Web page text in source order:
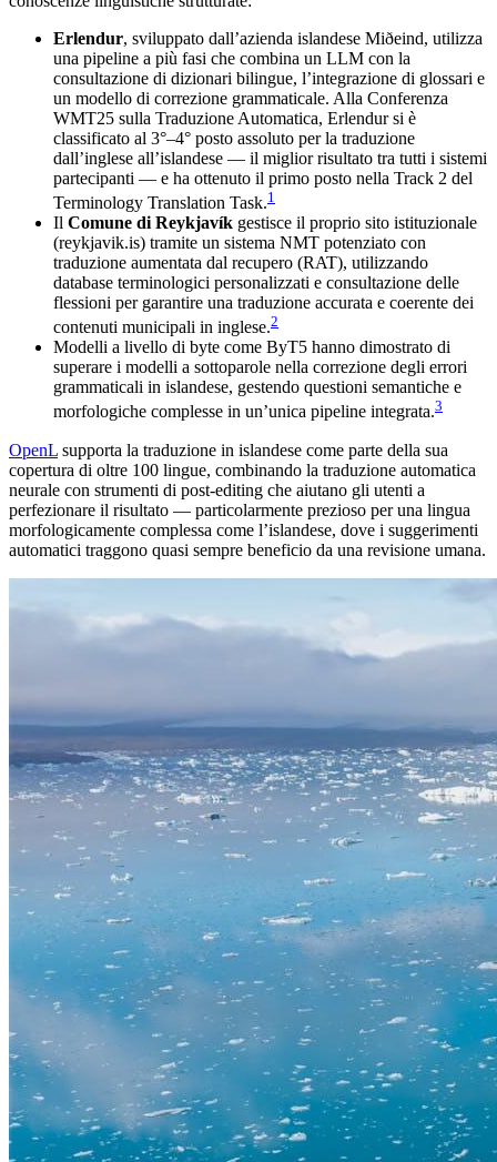
Erlendur, sviluppato dall’azienda islandese Miðeind, utilizza
una pipeline a più fasi che combina un LLM con la
consultazione di dizionari bilingue, l’integrazione di glossari e
un modello di correzione grammaticale. Alla Conferenza
WMT25 sulla Traduzione Automatica, Erlendur si è
classificato al 3°–4° posto assoluto per la traduzione
dall’inglese all’islandese — il miglior risultato tra tutti i sistemi
partecipanti — e ha ottenuto il primo posto nella Track 2 del
Terminology Translation Task.1
Il Comune di Reykjavík gestisce il proprio sito istituzionale
(reykjavik.is) tramite un sistema NMT potenziato con
traduzione aumentata dal recupero (RAT), utilizzando
database terminologici personalizzati e consultazione delle
flessioni per garantire una traduzione accurata e coerente dei
contenuti municipali in inglese.2
Modelli a livello di byte come ByT5 hanno dimostrato di
superare i modelli a sottoparole nella correzione degli errori
grammaticali in islandese, gestendo questioni semantiche e
morfologiche complesse in un’unica pipeline integrata.3
OpenL supporta la traduzione in islandese come parte della sua
copertura di oltre 100 lingue, combinando la traduzione automatica
neurale con strumenti di post-editing che aiutano gli utenti a
perfezionare il risultato — particolarmente prezioso per una lingua
morfologicamente complessa come l’islandese, dove i suggerimenti
automatici traggono quasi sempre beneficio da una revisione umana.